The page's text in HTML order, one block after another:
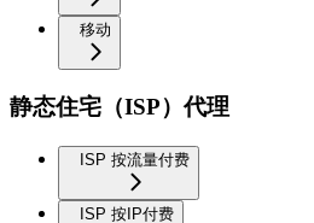
移动
静态住宅（ISP）代理
ISP 按流量付费
ISP 按IP付费